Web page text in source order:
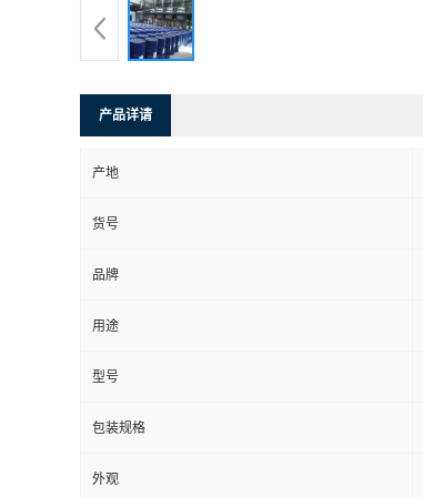
产品详请
产地
货号
品牌
用途
型号
包装规格
外观